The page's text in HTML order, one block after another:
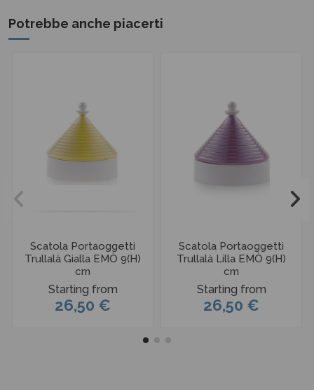
Potrebbe anche piacerti
Scatola Portaoggetti
Trullalà Gialla EMÒ 9(H)
cm
Starting from
26,50 €
Scatola Portaoggetti
Trullalà Lilla EMÒ 9(H)
cm
Starting from
26,50 €